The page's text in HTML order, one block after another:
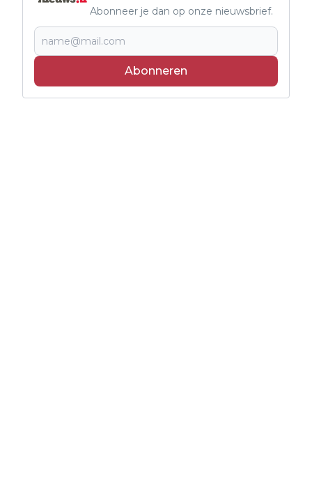
Abonneer je dan op onze nieuwsbrief.
Abonneren